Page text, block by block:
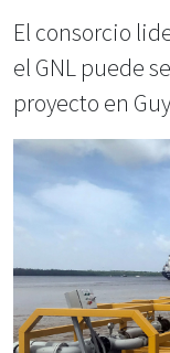
El consorcio
el GNL puede
proyecto en